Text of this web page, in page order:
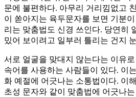
문에 불편하다. 아무리 거리낌없고
이 쏟아지는 육두문자를 보면 기분
리는 맞춤법도 신경 쓰인다. 당연히
밌어 보이려고 일부러 틀리는 건지
서로 얼굴을 맞대지 않는다는 이유
속어를 사용하는 사람들이 있다. 이
화 예절에 어긋나는 소통법이다. 이
초성 문자와 같이 맞춤법에 어긋나